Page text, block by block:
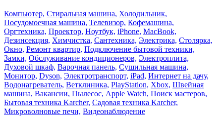
Компьютер, Стиральная машина, Холодильник,
Посудомоечная машина, Телевизор, Кофемашина,
Оргтехника, Проектор, Ноутбук, iPhone, MacBook,
Дезинсекция, Химчистка, Сантехника, Электрика, Столярка,
Окно, Ремонт квартир, Подключение бытовой техники,
Замки, Обслуживание кондиционеров, Электроплита,
Духовой шкаф, Варочная панель, Сушильная машина,
Монитор, Dyson, Электротранспорт, iPad, Интернет на дачу,
Водонагреватель, Ветклиника, PlayStation, Xbox, Швейная
машина, Вакансии, Пылесос, Apple Watch, Поиск мастеров,
Бытовая техника Karcher, Садовая техника Karcher,
Микроволновые печи, Видеонаблюдение